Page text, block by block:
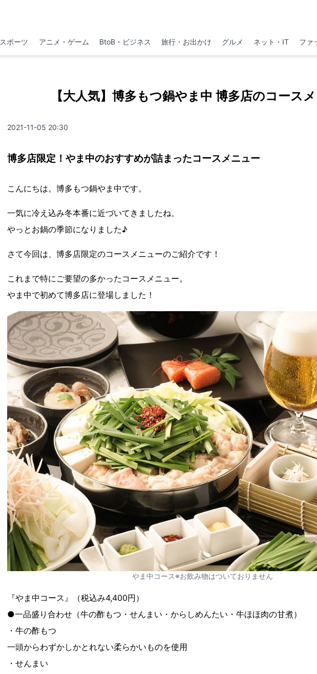
スポーツ アニメ・ゲーム BtoB・ビジネス 旅行・お出かけ グルメ ネット・IT ファ
【大人気】博多もつ鍋やま中 博多店のコース
2021-11-05 20:30
博多店限定！やま中のおすすめが詰まったコースメニュー
こんにちは。博多もつ鍋やま中です。
一気に冷え込み冬本番に近づいてきましたね。
やっとお鍋の季節になりました♪
さて今回は、博多店限定のコースメニューのご紹介です！
これまで特にご要望の多かったコースメニュー。
やま中で初めて博多店に登場しました！
やま中コース※お飲み物はついておりません
『やま中コース』（税込み4,400円）
●一品盛り合わせ（牛の酢もつ・せんまい・からしめんたい・牛ほほ肉の甘煮）
・牛の酢もつ
一頭からわずかしかとれない柔らかいものを使用
・せんまい